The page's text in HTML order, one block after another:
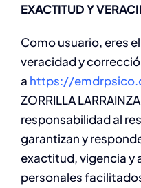
EXACTITUD Y
Como usuario, eres
veracidad y
a https://
ZORRILLA
responsabilidad al
garantizan y
exactitud, vigencia y
personales